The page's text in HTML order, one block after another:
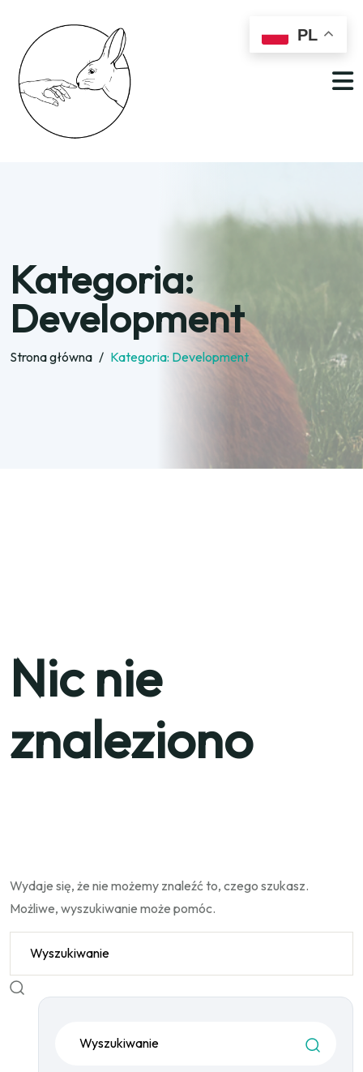
Kategoria:
Development
Strona główna / Kategoria: Development
Nic nie
znaleziono
Wydaje się, że nie możemy znaleźć to, czego szukasz.
Możliwe, wyszukiwanie może pomóc.
PL